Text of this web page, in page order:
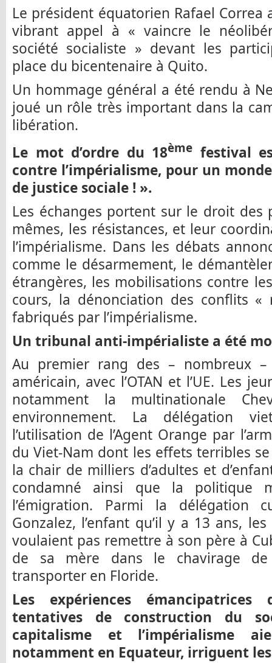
Le président équatorien Rafael
vibrant appel à « vaincre le
société socialiste » devant les
place du bicentenaire à Quito.
Un hommage général a été rendu à
joué un rôle très important dans la
libération.
Le mot d’ordre du 18ème festival
contre l’impérialisme, pour un
de justice sociale ! ».
Les échanges portent sur le droit des
mêmes, les résistances, et leur
l’impérialisme. Dans les débats
comme le désarmement, le
étrangères, les mobilisations contre
cours, la dénonciation des conflits
fabriqués par l’impérialisme.
Un tribunal anti-impérialiste a été
Au premier rang des – nombreux –
américain, avec l’OTAN et l’UE. Les
notamment la multinationale
environnement. La délégation
l’utilisation de l’Agent Orange par
du Viet-Nam dont les effets terribles
la chair de milliers d’adultes et
condamné ainsi que la politique
l’émigration. Parmi la délégation
Gonzalez, l’enfant qu’il y a 13 ans,
voulaient pas remettre à son père à
de sa mère dans le chavirage
transporter en Floride.
Les expériences émancipatrices
tentatives de construction du
capitalisme et l’impérialisme
notamment en Equateur, irriguent